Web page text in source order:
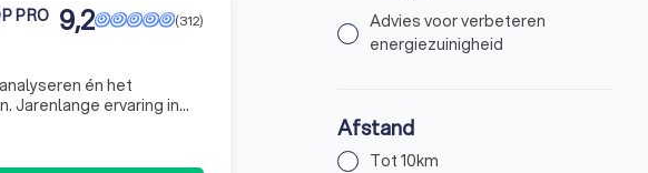
PRO (312)
9,2
én het
Jarenlange ervaring in
adviezen en
Advies voor verbeteren
energiezuinigheid
Afstand
Tot 10km